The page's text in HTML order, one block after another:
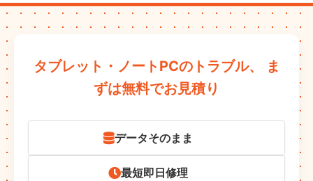
タブレット・ノートPCのトラブル、
ま
ずは無料でお見積り
データそのまま
最短即日修理